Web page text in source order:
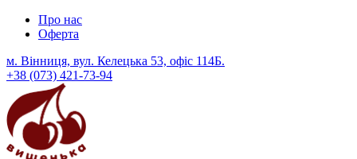
Про нас
Оферта
м. Вінниця, вул. Келецька 53, офіс 114Б.
+38 (073) 421-73-94